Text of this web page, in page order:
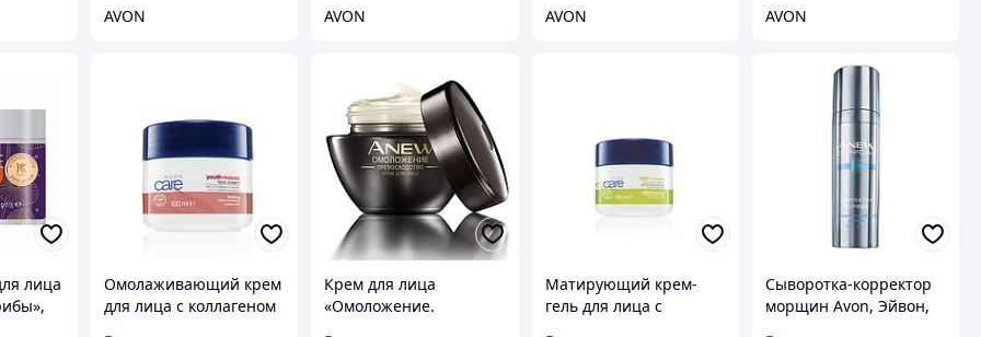
AVON AVON AVON AVON
лица Омолаживающий крем
для лица с коллагеном
Крем для лица
«Омоложение.
Матирующий крем-
гель для лица с
Сыворотка-корректор
морщин Avon, Эйвон,